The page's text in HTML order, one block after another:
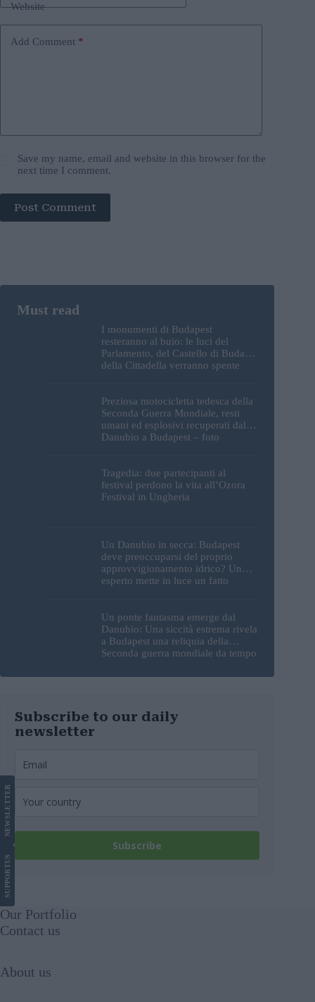
Website
Add Comment *
Save my name, email and website in this browser for the
next time I comment.
Post Comment
I monumenti di Budapest
resteranno al buio: le luci del
Parlamento, del Castello di Buda e
della Cittadella verranno spente
Preziosa motocicletta tedesca della
Seconda Guerra Mondiale, resti
umani ed esplosivi recuperati dal
Danubio a Budapest – foto
Tragedia: due partecipanti al
festival perdono la vita all’Ozora
Festival in Ungheria
Un Danubio in secca: Budapest
deve preoccuparsi del proprio
approvvigionamento idrico? Un
esperto mette in luce un fatto
Un ponte fantasma emerge dal
Danubio: Una siccità estrema rivela
a Budapest una reliquia della
Seconda guerra mondiale da tempo
Subscribe to our daily
newsletter
Subscribe
SUPPORT
US
NEWS
LETTER
Our Portfolio
Contact us
About us